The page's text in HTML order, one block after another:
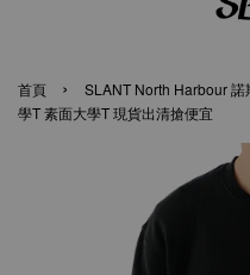
首頁 ›
SLANT North Harbour 諾
學T 素面大學T 現貨出清搶便宜